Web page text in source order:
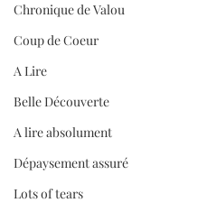
Chronique de Valou
Coup de Coeur
A Lire
Belle Découverte
A lire absolument
Dépaysement assuré
Lots of tears